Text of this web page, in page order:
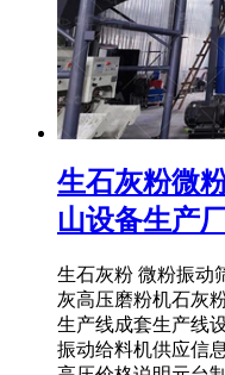
生石灰粉微
山设备生产
生石灰粉 微粉振动
灰高压磨粉机石灰
生产线成套生产线
振动给料机供应信